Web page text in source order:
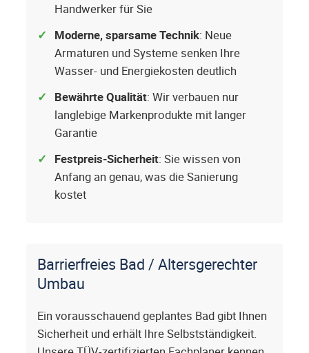
Handwerker für Sie
Moderne, sparsame Technik: Neue
Armaturen und Systeme senken Ihre
Wasser- und Energiekosten deutlich
Bewährte Qualität: Wir verbauen nur
langlebige Markenprodukte mit langer
Garantie
Festpreis-Sicherheit: Sie wissen von
Anfang an genau, was die Sanierung
kostet
Barrierfreies Bad / Altersgerechter
Umbau
Ein vorausschauend geplantes Bad gibt Ihnen
Sicherheit und erhält Ihre Selbstständigkeit.